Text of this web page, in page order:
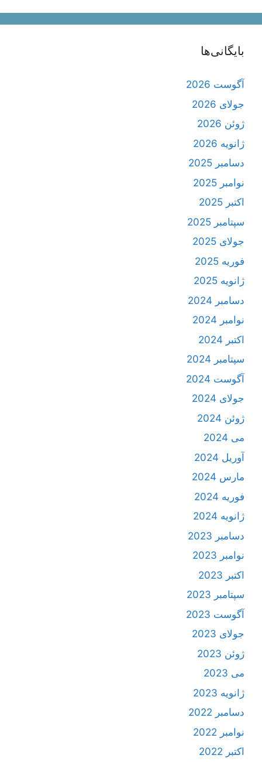
بایگانی‌ها
آگوست 2026
جولای 2026
ژوئن 2026
ژانویه 2026
دسامبر 2025
نوامبر 2025
اکتبر 2025
سپتامبر 2025
جولای 2025
فوریه 2025
ژانویه 2025
دسامبر 2024
نوامبر 2024
اکتبر 2024
سپتامبر 2024
آگوست 2024
جولای 2024
ژوئن 2024
آوریل 2024
مارس 2024
فوریه 2024
ژانویه 2024
دسامبر 2023
نوامبر 2023
اکتبر 2023
سپتامبر 2023
آگوست 2023
جولای 2023
ژوئن 2023
ژانویه 2023
دسامبر 2022
نوامبر 2022
اکتبر 2022